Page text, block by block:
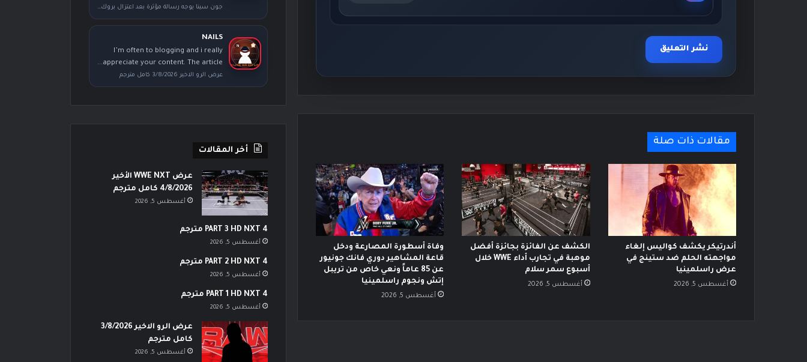
مقالات ذات صلة
أندرتيكر يكشف كواليس إلغاء
مواجهته الحلم ضد ستينج في
عرض راسلمينيا
أغسطس 5, 2026
الكشف عن الفائزة بجائزة أفضل
موهبة في تجارب أداء WWE خلال
أسبوع سمر سلام
أغسطس 5, 2026
وفاة أسطورة المصارعة ودخل
قاعة المشاهير دوري فانك جونيور
عن 85 عاماً ونعي خاص من تريبل
إتش ونجوم راسلمينيا
أغسطس 5, 2026
جون سينا يوجه رسالة مؤثرة بعد اعتزال بروك ليسنر عقب عرض سمر سلام
NAILS
I’m often to blogging and i really
appreciate your content. The article...
عرض الرو الاخير 3/8/2026 كامل مترجم
أخر المقالات
عرض WWE NXT الأخير
4/8/2026 كامل مترجم
أغسطس 5, 2026
PART 3 HD NXT 4 مترجم
أغسطس 5, 2026
PART 2 HD NXT 4 مترجم
أغسطس 5, 2026
PART 1 HD NXT 4 مترجم
أغسطس 5, 2026
عرض الرو الاخير 3/8/2026
كامل مترجم
أغسطس 5, 2026